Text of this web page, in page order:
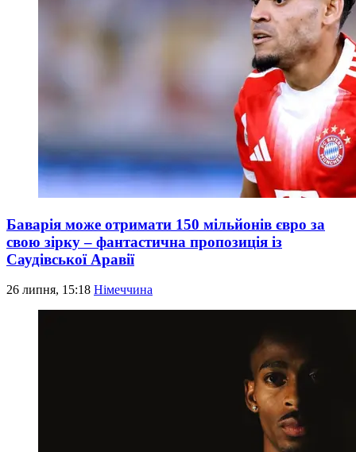
Баварія може отримати 150 мільйонів євро за
свою зірку – фантастична пропозиція із
Саудівської Аравії
26 липня, 15:18 Німеччина